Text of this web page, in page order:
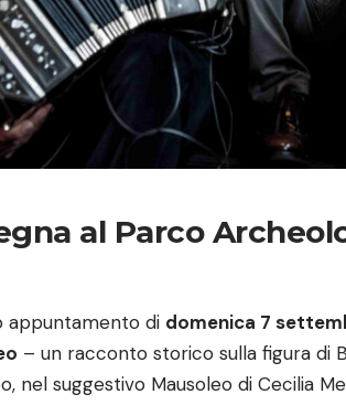
al Parco
appuntamento di domenica 7
– un racconto storico sulla figura di
nel suggestivo Mausoleo di Cecilia